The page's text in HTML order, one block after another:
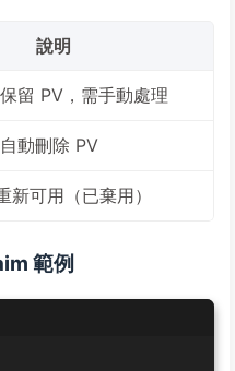
說明
留 PV，需手動處理
動刪除 PV
新可用（已棄用）
範例